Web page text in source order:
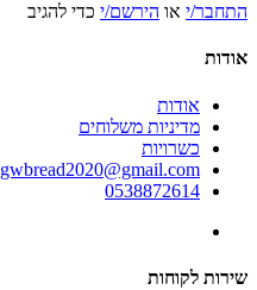
התחבר/י או הירשם/י כדי להגיב
אודות
אודות
מדיניות משלוחים
כשרויות
gwbread2020@gmail.com
0538872614
שירות לקוחות